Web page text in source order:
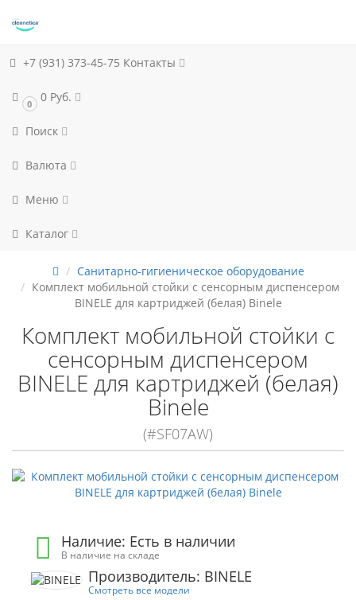
+7 (931) 373-45-75 Контакты
0 0 Руб.
Поиск
Валюта
Меню
Каталог
Санитарно-гигиеническое оборудование
Комплект мобильной стойки с сенсорным диспенсером
BINELE для картриджей (белая) Binele
Комплект мобильной стойки с
сенсорным диспенсером
BINELE для картриджей (белая)
Binele
(#SF07AW)
Наличие: Есть в наличии
В наличие на складе
Производитель: BINELE
Смотреть все модели